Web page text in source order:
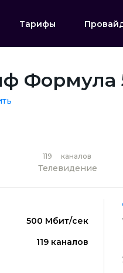
Тарифы
Формула
119 каналов
Телевидение
500 Мбит/сек
119 каналов